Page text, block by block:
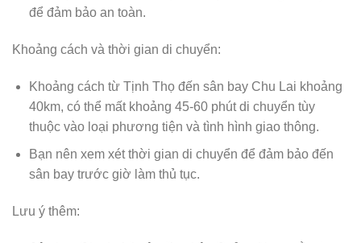
để đảm bảo an toàn.
Khoảng cách và thời gian di chuyển:
Khoảng cách từ Tịnh Thọ đến sân bay Chu Lai khoảng
40km, có thể mất khoảng 45-60 phút di chuyển tùy
thuộc vào loại phương tiện và tình hình giao thông.
Bạn nên xem xét thời gian di chuyển để đảm bảo đến
sân bay trước giờ làm thủ tục.
Lưu ý thêm: